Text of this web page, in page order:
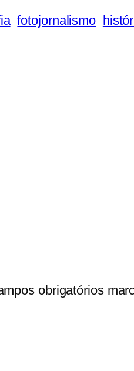
fotojornalismo
obrigatórios